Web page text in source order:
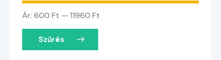
Szűrés
Ár: 600 Ft — 11960 Ft